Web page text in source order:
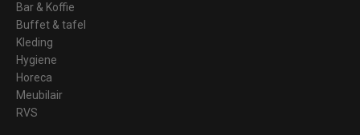
Bar & Koffie
Buffet & tafel
Kleding
Hygiene
Horeca
Meubilair
RVS